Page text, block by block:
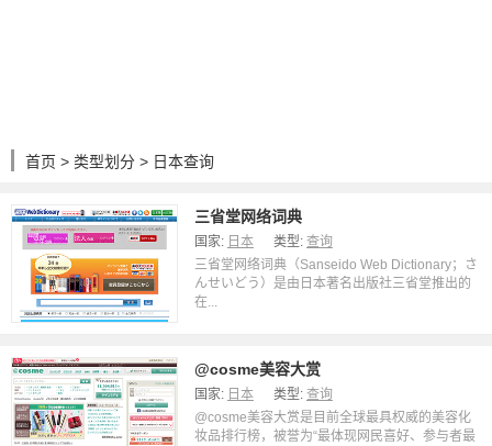
首页 > 类型划分 > 日本查询
三省堂网络词典
国家: 日本 类型: 查询
三省堂网络词典（Sanseido Web Dictionary；さ
んせいどう）是由日本著名出版社三省堂推出的
在...
@cosme美容大赏
国家: 日本 类型: 查询
@cosme美容大赏是目前全球最具权威的美容化
妆品排行榜，被誉为“最体现网民喜好、参与者最